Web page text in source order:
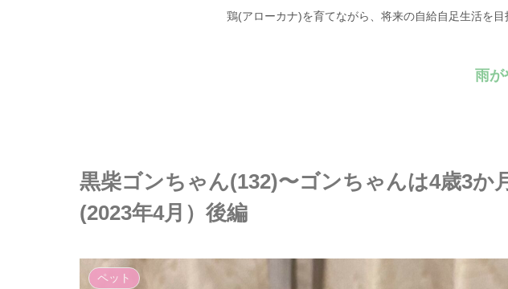
鶏(アローカナ)を育てながら、将来の自給自足生活を
雨が
黒柴ゴンちゃん(132)〜ゴンちゃんは4歳3か
(2023年4月）後編
ペット